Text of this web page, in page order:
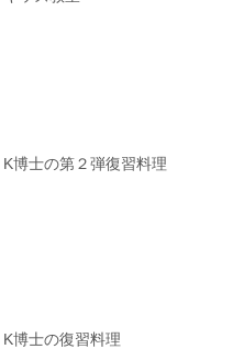
K博士の第２弾復習料理
K博士の復習料理